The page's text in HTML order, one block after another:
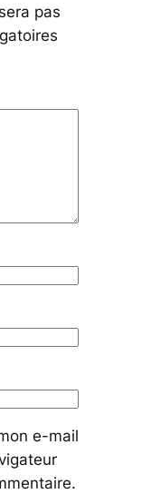
pas
e-mail